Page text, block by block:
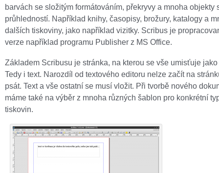
barvách se složitým formátováním, překryvy a mnoha objekty
průhledností. Například knihy, časopisy, brožury, katalogy a
dalších tiskoviny, jako například vizitky. Scribus je
verze například programu Publisher z MS Office.
Základem Scribusu je stránka, na kterou se vše umisťuje
Tedy i text. Narozdíl od textového editoru nelze začít na
psát. Text a vše ostatní se musí vložit. Při tvorbě nového
máme také na výběr z mnoha různých šablon pro konkrétní
tiskovin.